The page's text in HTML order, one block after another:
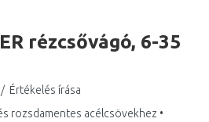
rézcsővágó, 6-35
/ Értékelés írása
rozsdamentes acélcsövekhez •